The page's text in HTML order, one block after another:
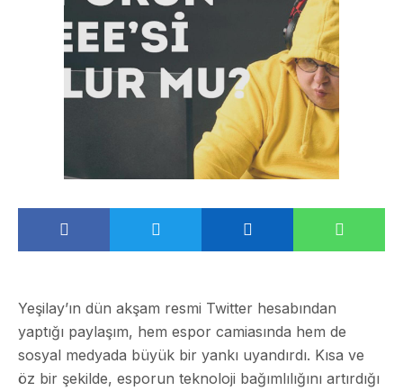
Yeşilay’ın dün akşam resmi Twitter hesabından
yaptığı paylaşım, hem espor camiasında hem de
sosyal medyada büyük bir yankı uyandırdı. Kısa ve
öz bir şekilde, esporun teknoloji bağımlılığını artırdığı